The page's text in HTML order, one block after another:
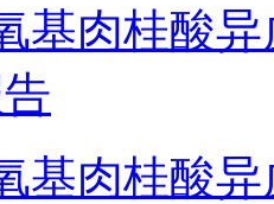
基肉桂酸
基肉桂酸